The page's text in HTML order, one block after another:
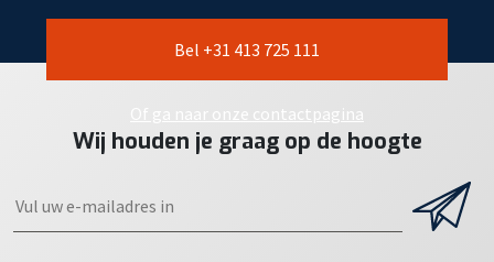
Bel +31 413 725 111
Of ga naar onze contactpagina
Wij houden je graag op de hoogte